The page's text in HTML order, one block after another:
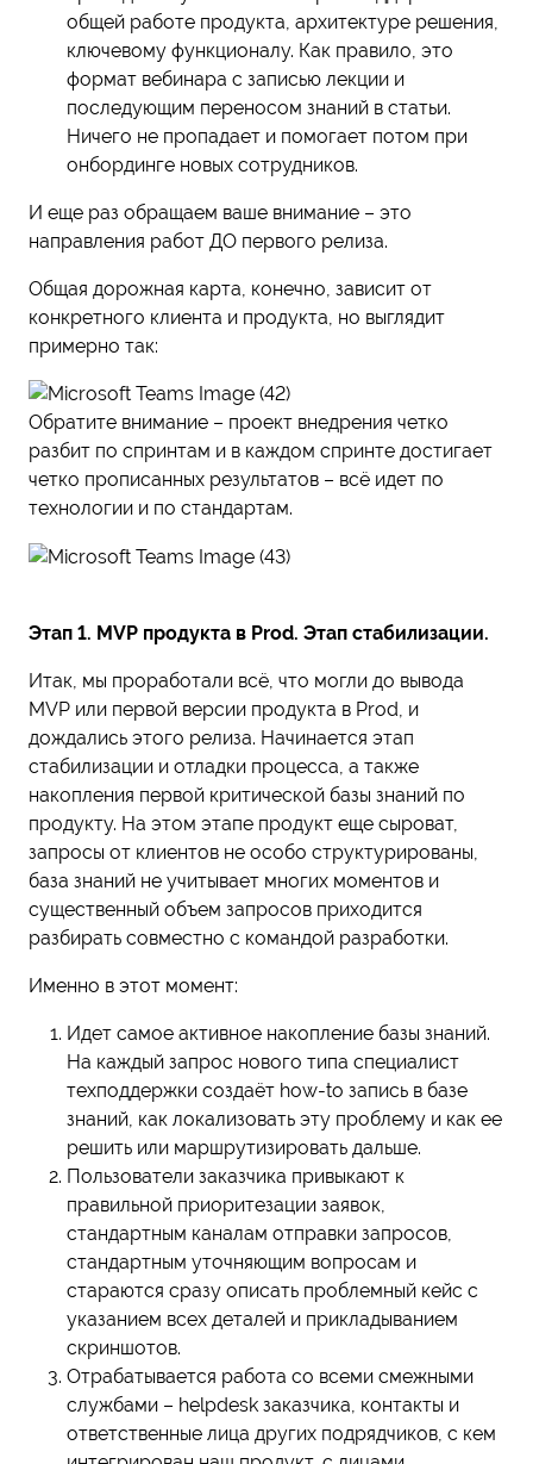
общей работе продукта, архитектуре решения,
ключевому функционалу. Как правило, это
формат вебинара с записью лекции и
последующим переносом знаний в статьи.
Ничего не пропадает и помогает потом при
онбординге новых сотрудников.
И еще раз обращаем ваше внимание – это
направления работ ДО первого релиза.
Общая дорожная карта, конечно, зависит от
конкретного клиента и продукта, но выглядит
примерно так:
Обратите внимание – проект внедрения четко
разбит по спринтам и в каждом спринте достигает
четко прописанных результатов – всё идет по
технологии и по стандартам.
Этап 1. MVP продукта в Prod. Этап стабилизации.
Итак, мы проработали всё, что могли до вывода
MVP или первой версии продукта в Prod, и
дождались этого релиза. Начинается этап
стабилизации и отладки процесса, а также
накопления первой критической базы знаний по
продукту. На этом этапе продукт еще сыроват,
запросы от клиентов не особо структурированы,
база знаний не учитывает многих моментов и
существенный объем запросов приходится
разбирать совместно с командой разработки.
Именно в этот момент:
Идет самое активное накопление базы знаний.
На каждый запрос нового типа специалист
техподдержки создаёт how-to запись в базе
знаний, как локализовать эту проблему и как ее
решить или маршрутизировать дальше.
Пользователи заказчика привыкают к
правильной приоритезации заявок,
стандартным каналам отправки запросов,
стандартным уточняющим вопросам и
стараются сразу описать проблемный кейс с
указанием всех деталей и прикладыванием
скриншотов.
Отрабатывается работа со всеми смежными
службами – helpdesk заказчика, контакты и
ответственные лица других подрядчиков, с кем